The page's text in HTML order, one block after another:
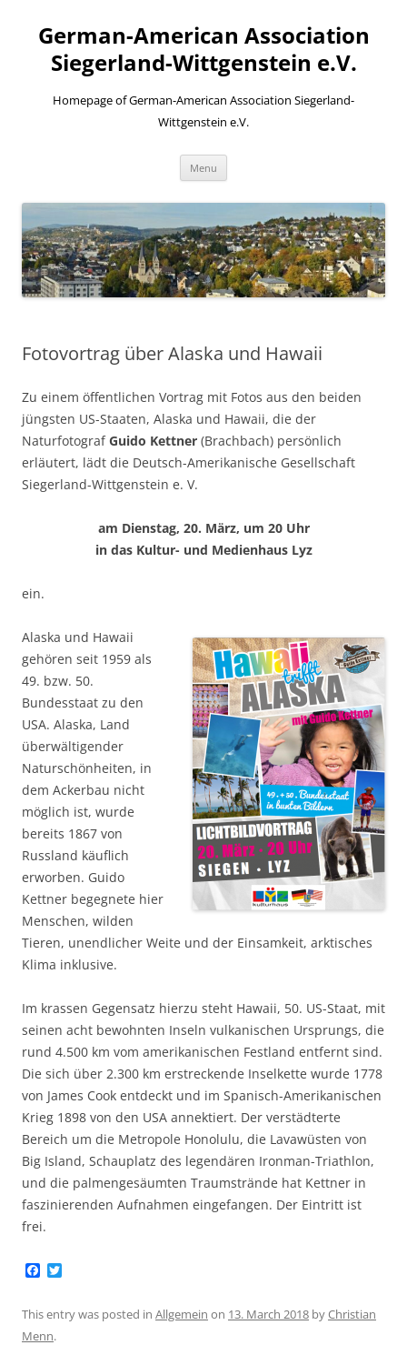
content
German-American Association
Siegerland-Wittgenstein e.V.
Homepage of German-American Association Siegerland-
Wittgenstein e.V.
Menu
Fotovortrag über Alaska und Hawaii
Zu einem öffentlichen Vortrag mit Fotos aus den beiden
jüngsten US-Staaten, Alaska und Hawaii, die der
NaturfotografGuido Kettner (Brachbach) persönlich
erläutert, lädt die Deutsch-Amerikanische Gesellschaft
Siegerland-Wittgenstein e. V.
am Dienstag, 20. März, um 20 Uhr
in das Kultur- und Medienhaus Lyz
ein.
Alaska und Hawaii
gehören seit 1959 als
49. bzw. 50.
Bundesstaat zu den
USA. Alaska, Land
überwältigender
Naturschönheiten, in
dem Ackerbau nicht
möglich ist, wurde
bereits 1867 von
Russland käuflich
erworben. Guido
Kettner begegnete hier
Menschen, wilden
Tieren, unendlicher Weite und der Einsamkeit, arktisches
Klima inklusive.
Im krassen Gegensatz hierzu steht Hawaii, 50. US-Staat, mit
seinen acht bewohnten Inseln vulkanischen Ursprungs, die
rund 4.500 km vom amerikanischen Festland entfernt sind.
Die sich über 2.300 km erstreckende Inselkette wurde 1778
von James Cook entdeckt und im Spanisch-Amerikanischen
Krieg 1898 von den USA annektiert. Der verstädterte
Bereich um die Metropole Honolulu, die Lavawüsten von
Big Island, Schauplatz des legendären Ironman-Triathlon,
und die palmengesäumten Traumstrände hat Kettner in
faszinierenden Aufnahmen eingefangen. Der Eintritt ist
frei.
e
o
t
This entry was posted in Allgemein on 13. March 2018 byChristian
Menn.